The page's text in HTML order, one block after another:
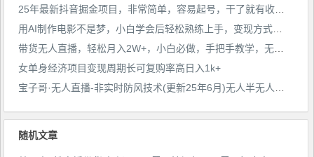
女单身经济项目变现周期长可复购率高日入1k+
随机文章